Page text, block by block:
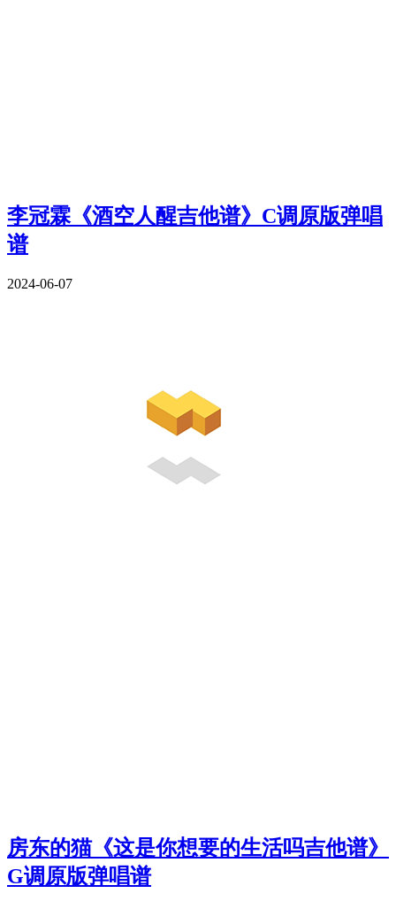
李冠霖《酒空人醒吉他谱》C调原版弹唱
谱
2024-06-07
房东的猫《这是你想要的生活吗吉他谱》
G调原版弹唱谱